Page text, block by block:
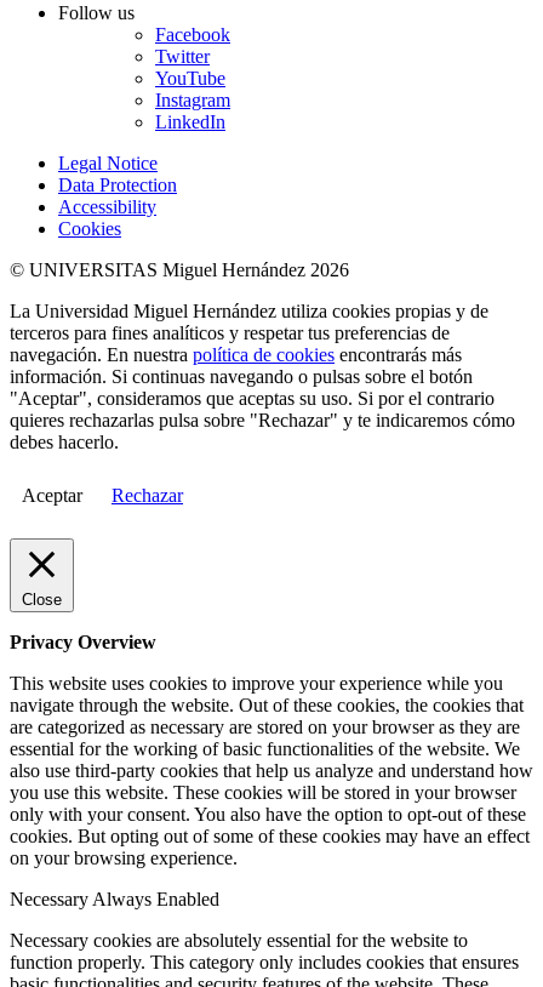
Follow us
Facebook
Twitter
YouTube
Instagram
LinkedIn
Legal Notice
Data Protection
Accessibility
Cookies
© UNIVERSITAS Miguel Hernández 2026
La Universidad Miguel Hernández utiliza cookies propias y de
terceros para fines analíticos y respetar tus preferencias de
navegación. En nuestra política de cookies encontrarás más
información. Si continuas navegando o pulsas sobre el botón
"Aceptar", consideramos que aceptas su uso. Si por el contrario
quieres rechazarlas pulsa sobre "Rechazar" y te indicaremos cómo
debes hacerlo.
Aceptar Rechazar
Close
Privacy Overview
This website uses cookies to improve your experience while you
navigate through the website. Out of these cookies, the cookies that
are categorized as necessary are stored on your browser as they are
essential for the working of basic functionalities of the website. We
also use third-party cookies that help us analyze and understand how
you use this website. These cookies will be stored in your browser
only with your consent. You also have the option to opt-out of these
cookies. But opting out of some of these cookies may have an effect
on your browsing experience.
Necessary Always Enabled
Necessary cookies are absolutely essential for the website to
function properly. This category only includes cookies that ensures